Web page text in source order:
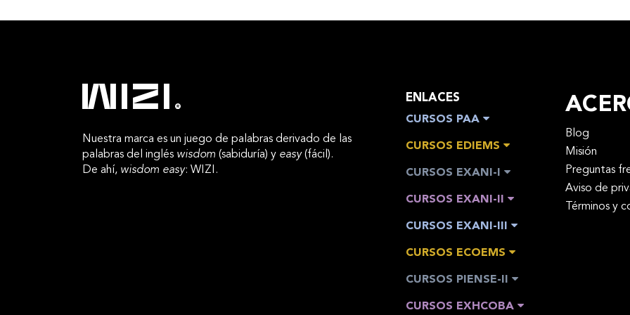
Nuestra marca es un juego de palabras derivado de las
palabras del inglés wisdom (sabiduría) y easy(fácil).
De ahí, wisdom easy: WIZI.
ENLACES
CURSOS PAA
CURSOS EDIEMS
CURSOS EXANI-I
CURSOS EXANI-II
CURSOS EXANI-III
CURSOS ECOEMS
CURSOS PIENSE-II
CURSOS EXHCOBA
Blog
Misión
Preguntas
Aviso de
Términos y